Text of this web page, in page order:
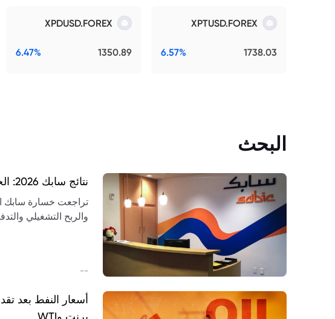
XPTUSD.FOREX
1738.03
6.57%
XPDUSD.FOREX
1350.89
6.47%
البحث
نتائج سابك 2026: الخسائر تتراجع 80% فهل بدأ التعافي؟
والربح التشغيلي
--
أسعار النفط بعد
برنت وWTI